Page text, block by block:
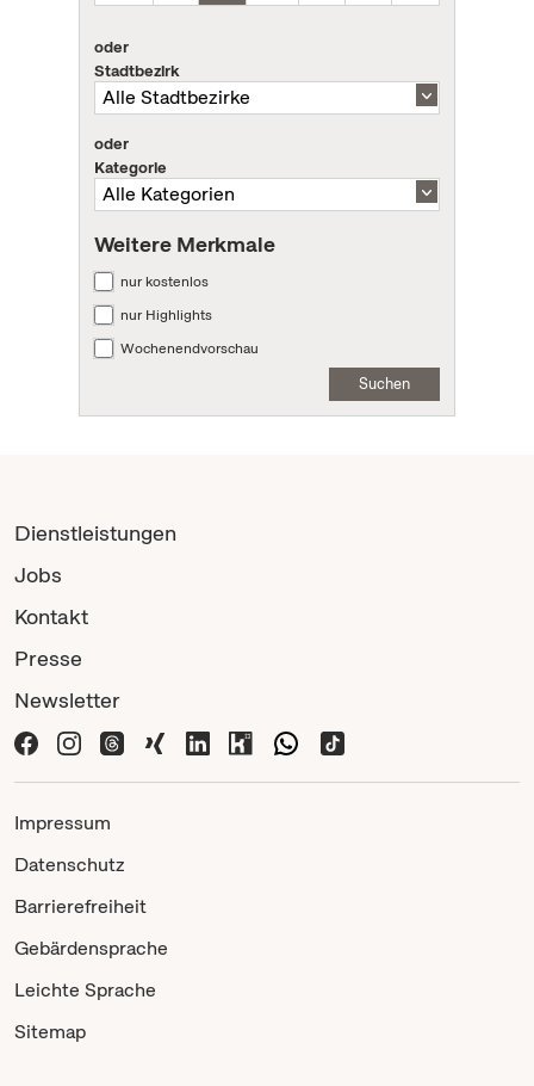
oder
Stadtbezirk
oder
Kategorie
Weitere Merkmale
nur kostenlos
nur Highlights
Wochenendvorschau
Suchen
Dienstleistungen
Jobs
Kontakt
Presse
Newsletter
Impressum
Datenschutz
Barrierefreiheit
Gebärdensprache
Leichte Sprache
Sitemap